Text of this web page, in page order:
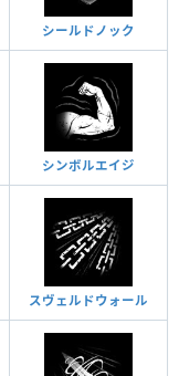
シールドノック
シンボルエイジ
スヴェルドウォール